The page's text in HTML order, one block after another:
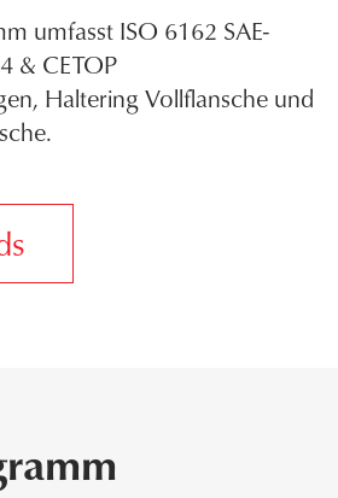
umfasst ISO 6162 SAE-
& CETOP
Haltering Vollflansche und